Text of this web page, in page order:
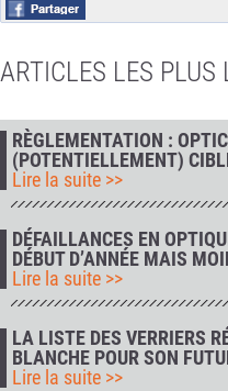
ARTICLES LES PLUS
RÈGLEMENTATION :
(POTENTIELLEMENT)
Lire la suite >>
DÉFAILLANCES EN
DÉBUT D’ANNÉE MAIS
Lire la suite >>
LA LISTE DES VERRIERS
BLANCHE POUR SON
Lire la suite >>